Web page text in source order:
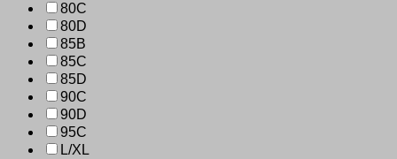
80C
80D
85B
85C
85D
90C
90D
95C
L/XL